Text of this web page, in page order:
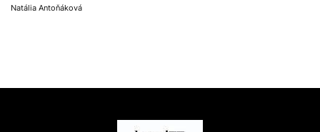
Natália Antoňáková